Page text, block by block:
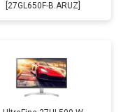
[27GL650F-B.ARUZ]